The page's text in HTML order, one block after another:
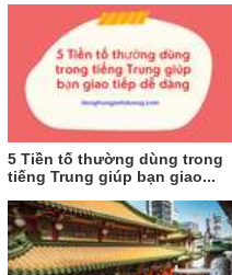
5 Tiền tố thường dùng trong
tiếng Trung giúp bạn giao...